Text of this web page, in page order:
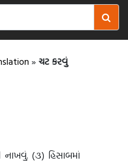
» ચટ કરવું
(૩) હિસાબમાં